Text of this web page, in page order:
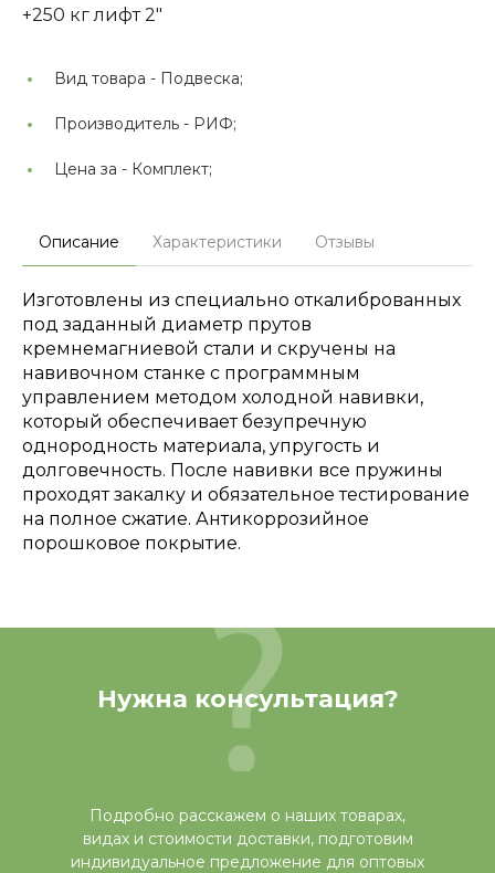
+250 кг лифт 2"
Вид товара - Подвеска;
Производитель - РИФ;
Цена за - Комплект;
Описание Характеристики Отзывы
Изготовлены из специально откалиброванных
под заданный диаметр прутов
кремнемагниевой стали и скручены на
навивочном станке с программным
управлением методом холодной навивки,
который обеспечивает безупречную
однородность материала, упругость и
долговечность. После навивки все пружины
проходят закалку и обязательное тестирование
на полное сжатие. Антикоррозийное
порошковое покрытие.
Нужна консультация?
Подробно расскажем о наших товарах,
видах и стоимости доставки, подготовим
индивидуальное предложение для оптовых